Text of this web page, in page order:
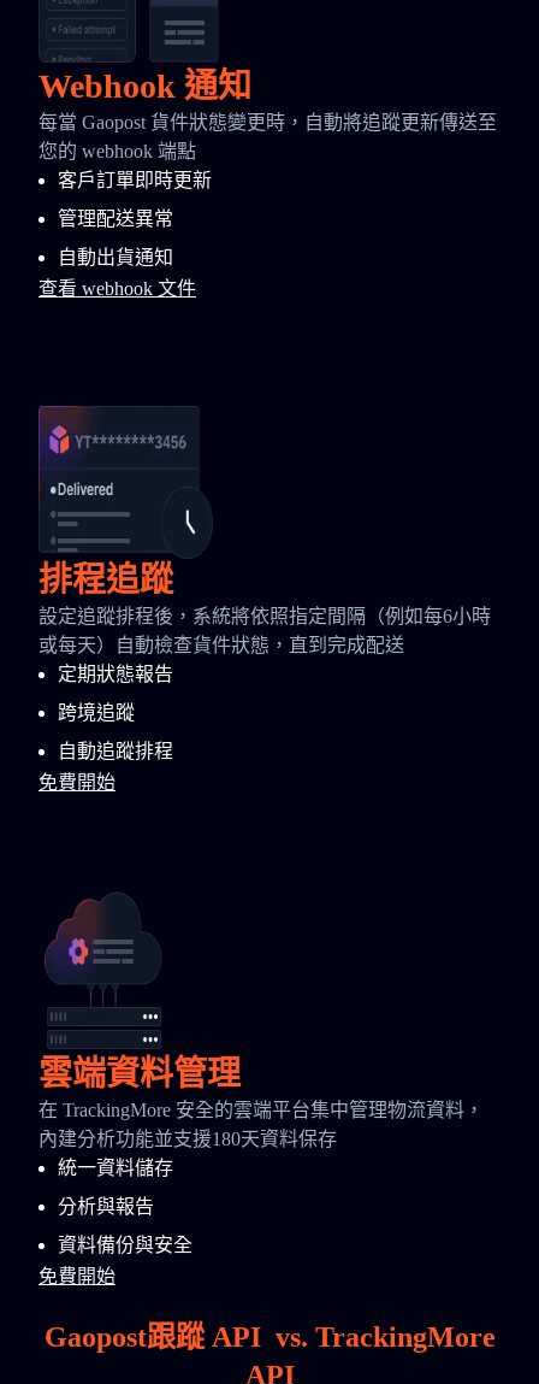
Webhook 通知
每當 Gaopost 貨件狀態變更時，自動將追蹤更新傳送至
您的 webhook 端點
客戶訂單即時更新
管理配送異常
自動出貨通知
查看 webhook 文件
排程追蹤
設定追蹤排程後，系統將依照指定間隔（例如每6小時
或每天）自動檢查貨件狀態，直到完成配送
定期狀態報告
跨境追蹤
自動追蹤排程
免費開始
雲端資料管理
在 TrackingMore 安全的雲端平台集中管理物流資料，
內建分析功能並支援180天資料保存
統一資料儲存
分析與報告
資料備份與安全
免費開始
Gaopost跟蹤 API vs. TrackingMore
API